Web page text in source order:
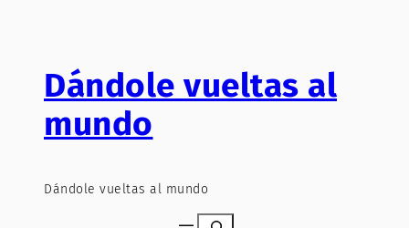
contenido
Dándole vueltas al
mundo
Dándole vueltas al mundo